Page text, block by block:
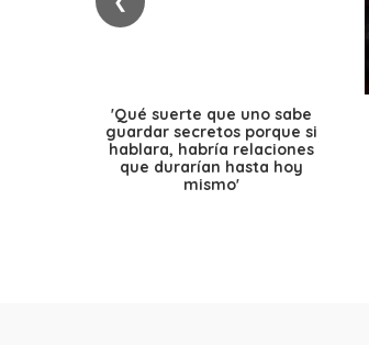
'Qué suerte que uno sabe
guardar secretos porque si
hablara, habría relaciones
que durarían hasta hoy
mismo'